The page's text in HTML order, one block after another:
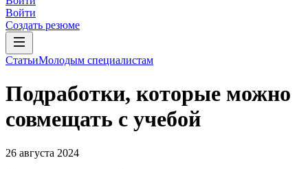
Войти
Создать резюме
СтатьиМолодым специалистам
Подработки, которые можно
совмещать с учебой
26 августа 2024